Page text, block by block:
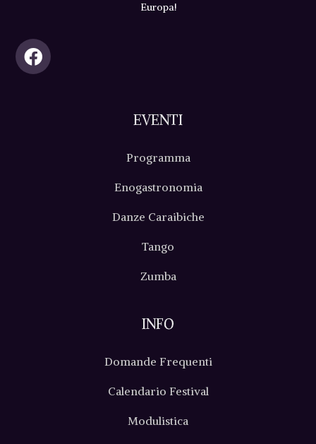
Europa!
EVENTI
Programma
Enogastronomia
Danze Caraibiche
Tango
Zumba
INFO
Domande Frequenti
Calendario Festival
Modulistica